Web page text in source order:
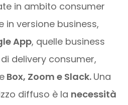
in ambito consumer
in versione business,
App, quelle business
delivery consumer,
Box, Zoom e Slack. Una
diffuso è la necessità